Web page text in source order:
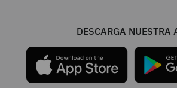
DESCARGA NUESTRA